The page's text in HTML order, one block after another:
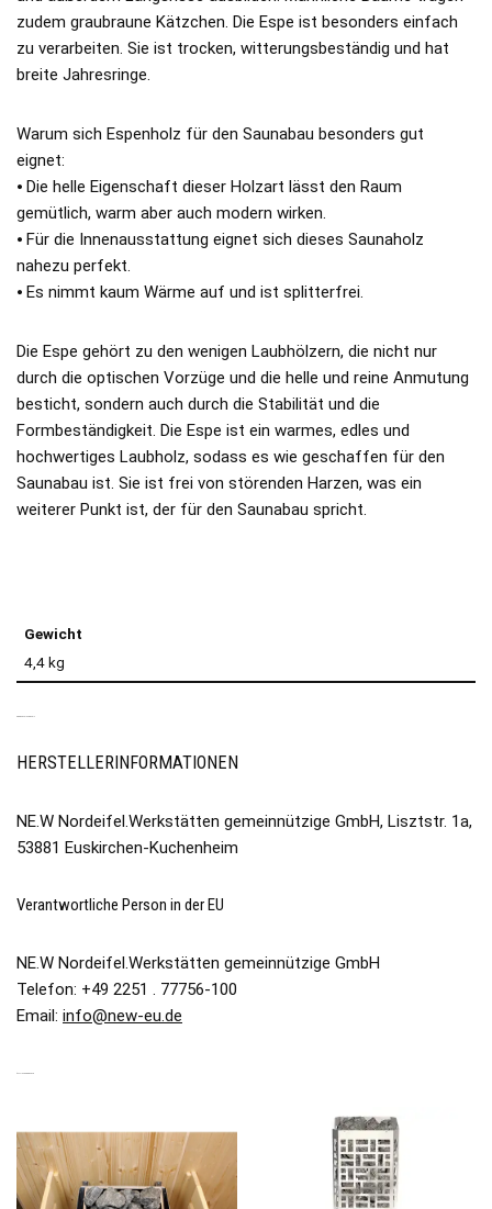
zudem graubraune Kätzchen. Die Espe ist besonders einfach
zu verarbeiten. Sie ist trocken, witterungsbeständig und hat
breite Jahresringe.
Warum sich Espenholz für den Saunabau besonders gut
eignet:
⦁ Die helle Eigenschaft dieser Holzart lässt den Raum
gemütlich, warm aber auch modern wirken.
⦁ Für die Innenausstattung eignet sich dieses Saunaholz
nahezu perfekt.
⦁ Es nimmt kaum Wärme auf und ist splitterfrei.
Die Espe gehört zu den wenigen Laubhölzern, die nicht nur
durch die optischen Vorzüge und die helle und reine Anmutung
besticht, sondern auch durch die Stabilität und die
Formbeständigkeit. Die Espe ist ein warmes, edles und
hochwertiges Laubholz, sodass es wie geschaffen für den
Saunabau ist. Sie ist frei von störenden Harzen, was ein
weiterer Punkt ist, der für den Saunabau spricht.
Gewicht
4,4 kg
HERSTELLERINFORMATIONEN
NE.W Nordeifel.Werkstätten gemeinnützige GmbH, Lisztstr. 1a,
53881 Euskirchen-Kuchenheim
Verantwortliche Person in der EU
NE.W Nordeifel.Werkstätten gemeinnützige GmbH
Telefon: +49 2251 . 77756-100
Email: info@new-eu.de